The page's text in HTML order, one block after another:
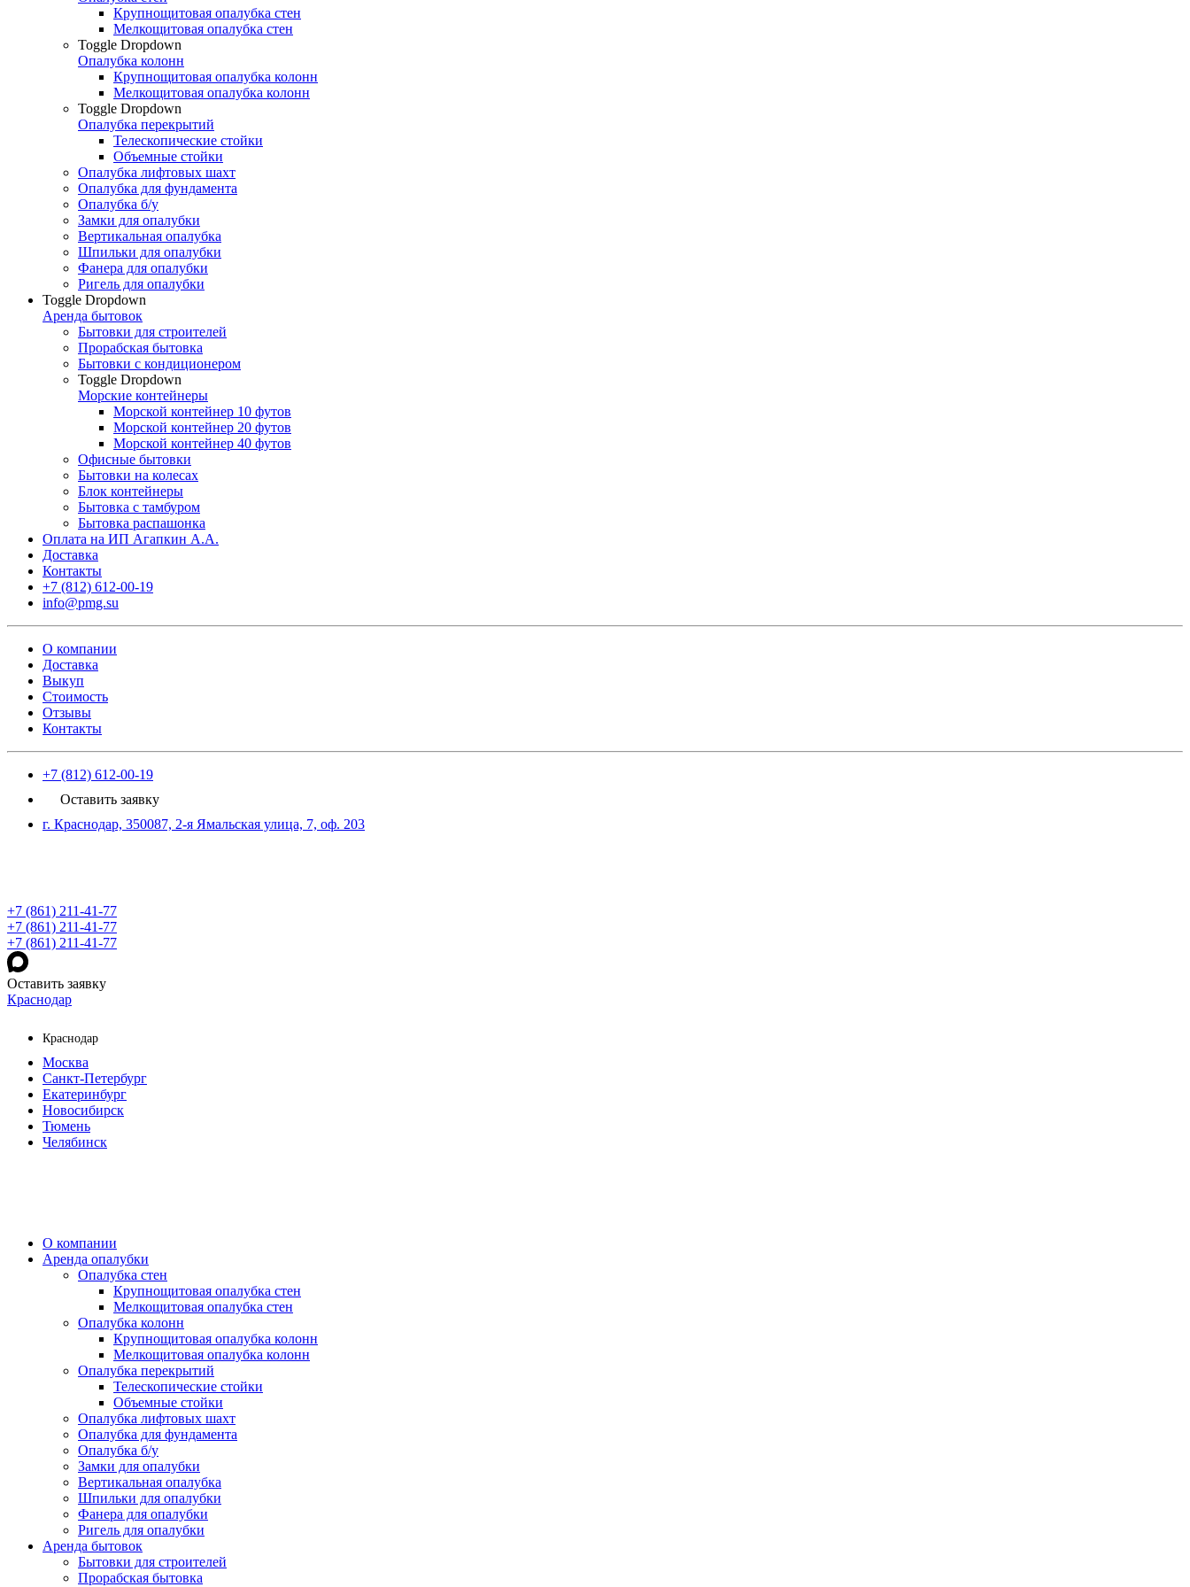
Крупнощитовая опалубка стен
Мелкощитовая опалубка стен
Toggle Dropdown
Опалубка колонн
Крупнощитовая опалубка колонн
Мелкощитовая опалубка колонн
Toggle Dropdown
Опалубка перекрытий
Телескопические стойки
Объемные стойки
Опалубка лифтовых шахт
Опалубка для фундамента
Опалубка б/у
Замки для опалубки
Вертикальная опалубка
Шпильки для опалубки
Фанера для опалубки
Ригель для опалубки
Toggle Dropdown
Аренда бытовок
Бытовки для строителей
Прорабская бытовка
Бытовки с кондиционером
Toggle Dropdown
Морские контейнеры
Морской контейнер 10 футов
Морской контейнер 20 футов
Морской контейнер 40 футов
Офисные бытовки
Бытовки на колесах
Блок контейнеры
Бытовка с тамбуром
Бытовка распашонка
Оплата на ИП Агапкин А.А.
Доставка
Контакты
+7 (812) 612-00-19
info@pmg.su
О компании
Доставка
Выкуп
Стоимость
Отзывы
Контакты
+7 (812) 612-00-19
Оставить заявку
г. Краснодар, 350087, 2-я Ямальская улица, 7, оф. 203
+7 (861) 211-41-77
+7 (861) 211-41-77
+7 (861) 211-41-77
Оставить заявку
Краснодар
Краснодар
Москва
Санкт-Петербург
Екатеринбург
Новосибирск
Тюмень
Челябинск
О компании
Аренда опалубки
Опалубка стен
Крупнощитовая опалубка стен
Мелкощитовая опалубка стен
Опалубка колонн
Крупнощитовая опалубка колонн
Мелкощитовая опалубка колонн
Опалубка перекрытий
Телескопические стойки
Объемные стойки
Опалубка лифтовых шахт
Опалубка для фундамента
Опалубка б/у
Замки для опалубки
Вертикальная опалубка
Шпильки для опалубки
Фанера для опалубки
Ригель для опалубки
Аренда бытовок
Бытовки для строителей
Прорабская бытовка